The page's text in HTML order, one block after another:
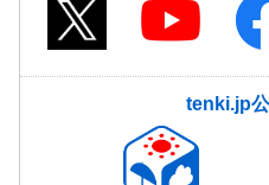
tenki.jp